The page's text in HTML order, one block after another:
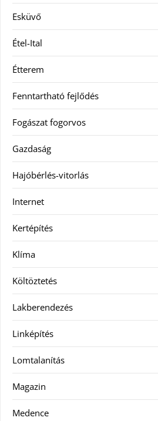
Esküvő
Étel-Ital
Étterem
Fenntartható fejlődés
Fogászat fogorvos
Gazdaság
Hajóbérlés-vitorlás
Internet
Kertépítés
Klíma
Költöztetés
Lakberendezés
Linképítés
Lomtalanítás
Magazin
Medence